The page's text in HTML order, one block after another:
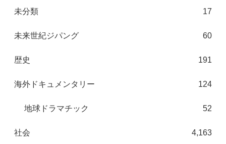
未分類 17
未来世紀ジパング 60
歴史 191
海外ドキュメンタリー 124
地球ドラマチック 52
社会 4,163